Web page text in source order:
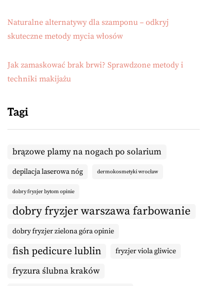
Naturalne alternatywy dla szamponu – odkryj
skuteczne metody mycia włosów
Jak zamaskować brak brwi? Sprawdzone metody i
techniki makijażu
Tagi
brązowe plamy na nogach po solarium
depilacja laserowa nóg dermokosmetyki wrocław
dobry fryzjer bytom opinie
dobry fryzjer warszawa farbowanie
dobry fryzjer zielona góra opinie
fish pedicure lublin fryzjer viola gliwice
fryzura ślubna kraków